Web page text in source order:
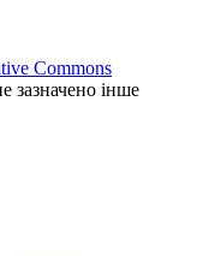
Commons
зазначено інше